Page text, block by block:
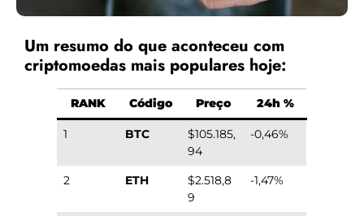
Um resumo do que aconteceu com
criptomoedas mais populares hoje:
RANK Código Preço 24h %
1 BTC
$105.185,
94
-0,46%
2 ETH
$2.518,8
9
-1,47%